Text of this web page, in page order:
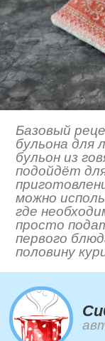
Базовый
бульона для
бульон из
подойдёт
можно
где
просто
первого
половину